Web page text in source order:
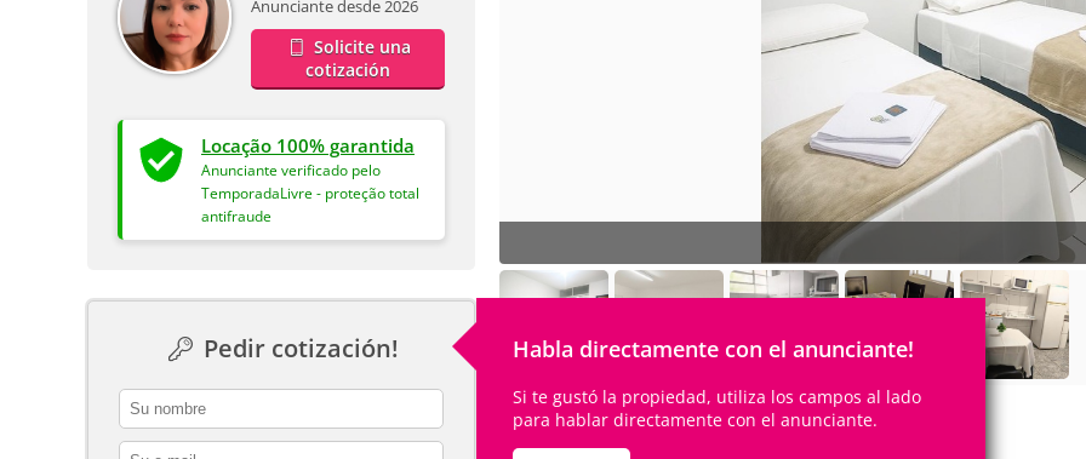
Anunciante desde 2026
Solicite una
cotización
Locação 100% garantida
Anunciante verificado pelo
TemporadaLivre - proteção total
antifraude
Pedir cotización! Habla directamente con el anunciante!
Si te gustó la propiedad, utiliza los campos al lado
para hablar directamente con el anunciante.
contact_name
contact_email